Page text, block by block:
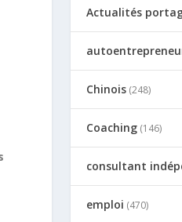
Actualités
Chinois (248)
Coaching (146)
consultant
emploi (470)